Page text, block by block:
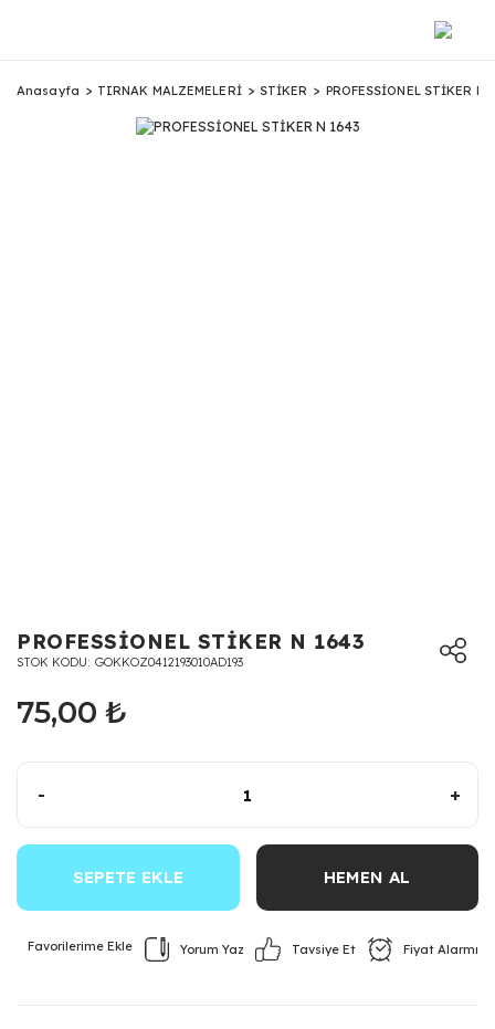
Anasayfa TIRNAK MALZEMELERİ STİKER PROFESSİONEL STİKER N
PROFESSİONEL STİKER N 1643
STOK KODU GOKKOZ0412193010AD193
75,00 ₺
- +
SEPETE EKLE HEMEN AL
Yorum Yaz Tavsiye Et Fiyat Alarmı